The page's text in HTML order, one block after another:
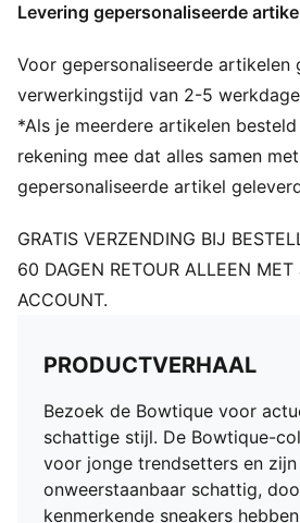
Levering gepersonaliseerde
Voor gepersonaliseerde artikelen
verwerkingstijd van 2-5
*Als je meerdere artikelen
rekening mee dat alles samen
gepersonaliseerde artikel
GRATIS VERZENDING BIJ
60 DAGEN RETOUR ALLEEN
ACCOUNT.
PRODUCTVERHAAL
Bezoek de Bowtique voor
schattige stijl. De Bowtique-
voor jonge trendsetters en zijn
onweerstaanbaar schattig,
kenmerkende sneakers